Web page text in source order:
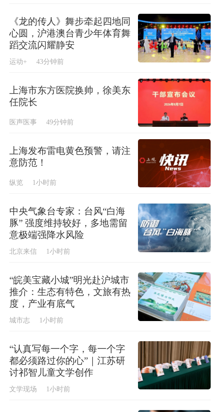
《龙的传人》舞步牵起四地同
心圆，沪港澳台青少年体育舞
蹈交流闪耀静安
运动+ 43分钟前
上海市东方医院换帅，徐美东
任院长
医声医事 49分钟前
上海发布雷电黄色预警，请注
意防范！
纵览 1小时前
中央气象台专家：台风“白海
豚” 强度维持较好，多地需留
意极端强降水风险
北京来信 1小时前
“皖美宝藏小城”明光赴沪城市
推介：生态有特色，文旅有热
度，产业有底气
城市志 1小时前
“认真写每一个字，每一个字
都必须路过你的心”｜江苏研
讨祁智儿童文学创作
文学现场 1小时前